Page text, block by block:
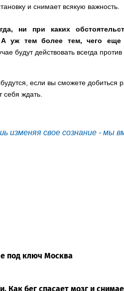
и снимает всякую важность.
ни при каких
А уж тем более тем, чего еще
будут действовать всегда против
если вы сможете добиться
себя ждать.
изменяя свое сознание - мы
под ключ Москва
Как бег спасает мозг и